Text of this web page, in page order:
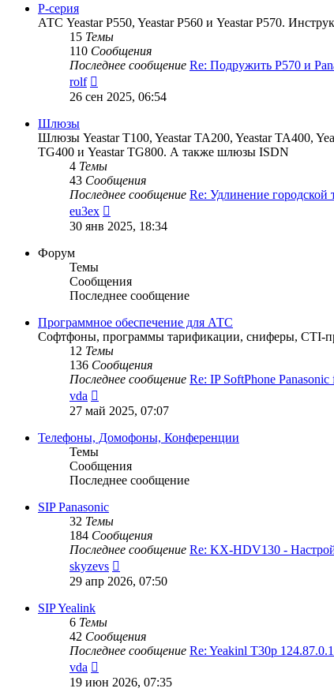
P-серия
АТС Yeastar P550, Yeastar P560 и Yeastar P570.
15 Темы
110 Сообщения
Последнее сообщение Re: Подружить P570 и
rolf
к
последнему
26 сен 2025, 06:54
Шлюзы
Шлюзы Yeastar T100, Yeastar TA200, Yeastar TA400,
TG400 и Yeastar TG800. А также шлюзы ISDN
4 Темы
43 Сообщения
Последнее сообщение Re: Удлинение
eu3ex
к
последнему
30 янв 2025, 18:34
Форум
Темы
Сообщения
Последнее сообщение
Программное обеспечение для АТС
Софтфоны, программы тарификации, сниферы, CTI-
12 Темы
136 Сообщения
Последнее сообщение Re: IP SoftPhone
vda
к
последнему
сообщению
27 май 2025, 07:07
Телефоны, Домофоны, Конференции
Темы
Сообщения
Последнее сообщение
SIP Panasonic
32 Темы
184 Сообщения
Последнее сообщение Re: KX-HDV130 -
skyzevs
к
последнему
29 апр 2026, 07:50
SIP Yealink
6 Темы
42 Сообщения
Последнее сообщение Re: Yeakinl T30p
vda
к
19 июн 2026, 07:35